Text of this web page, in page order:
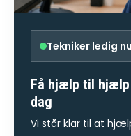
Tekniker ledig nu
Få hjælp til
dag
Vi står klar til at